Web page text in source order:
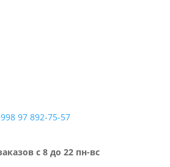
97 892-75-57
с 8 до 22 пн-вс